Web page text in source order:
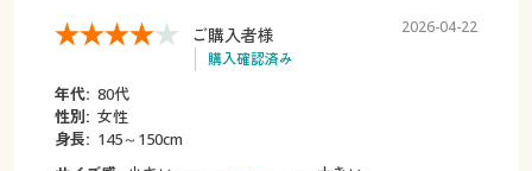
ご購入者様
購入確認済み
2026-04-22
年代: 80代
性別: 女性
身長: 145～150cm